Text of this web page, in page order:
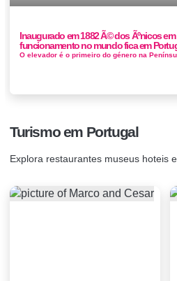
Inaugurado em 1882 Ã© dos Ãºnicos em
funcionamento no mundo fica em
Turismo em Portugal
Explora restaurantes museus hoteis